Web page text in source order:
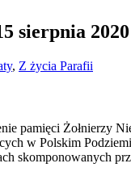
sierpnia
, Z życia Parafii
pamięci Żołnierzy
w Polskim
skomponowanych